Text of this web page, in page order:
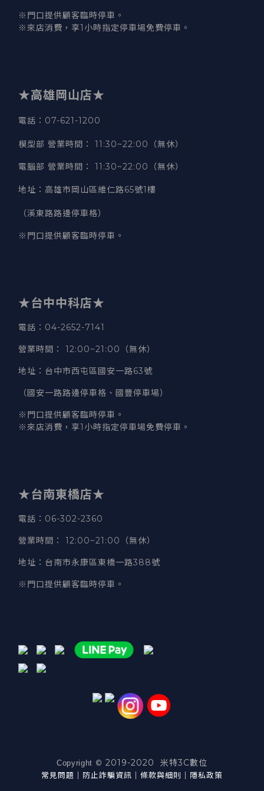
※門口提供顧客臨時停車。
※來店消費，享1小時指定停車場免費停車。
★高雄岡山店★
電話：07-621-1200
模型部 營業時間 ： 11:30~22:00（無休）
電腦部 營業時間 ： 11:30~22:00（無休）
地址 ： 高雄市岡山區維仁路65號1樓
（溪東路路邊停車格）
※門口提供顧客臨時停車。
★台中中科店★
電話 ：04-2652-7141
營業時間 ： 12:00~21:00（無休）
地址 ：台中市西屯區國安一路63號
（國安一路路邊停車格、國豐停車場）
※門口提供顧客臨時停車。
※來店消費，享1小時指定停車場免費停車。
★台南東橋店★
電話 ：06-302-2360
營業時間 ： 12:00~21:00（無休）
地址 ：台南市永康區東橋一路388號
※門口提供顧客臨時停車。
Copyright © 2019-2020 米特3C數位
常見問題 防止詐騙資訊 條款與細則 隱私政策